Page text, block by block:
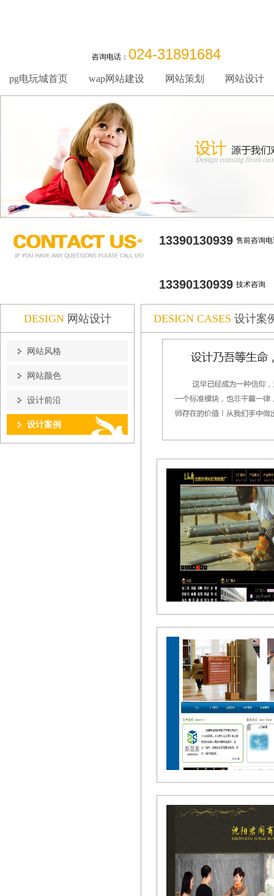
咨询电话： 024-31891684
pg电玩城首页 wap网站建设 网站策划 网站设计
13390130939 售前咨询
13390130939 技术咨询
DESIGN 网站设计
网站风格
网站颜色
设计前沿
设计案例
DESIGN CASES 设计案